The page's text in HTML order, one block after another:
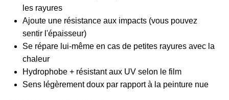
les rayures
Ajoute une résistance aux impacts (vous pouvez
sentir l'épaisseur)
Se répare lui-même en cas de petites rayures avec la
chaleur
Hydrophobe + résistant aux UV selon le film
Sens légèrement doux par rapport à la peinture nue